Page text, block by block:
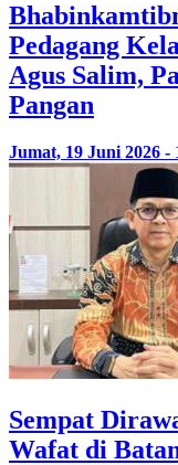
Pedagang
Agus Salim,
Pangan
Jumat, 19 Juni 2026 -
Sempat
Wafat di